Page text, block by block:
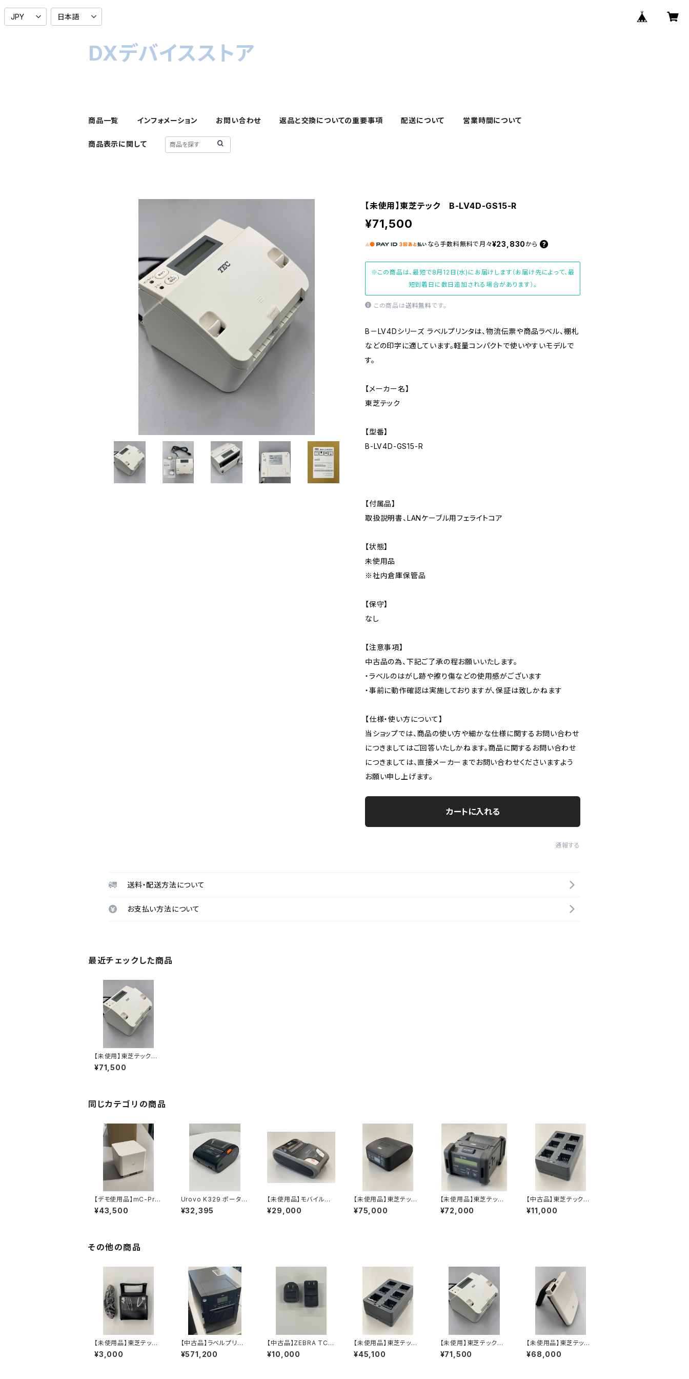
DXデバイスストア
商品一覧 インフォメーション お問い合わせ 返品と交換についての重要事項 配送について 営業時間について
商品表示に関して
【未使用】東芝テック B-LV4D-GS15-R
¥71,500
なら 手数料無料で 月々¥23,830 から
※この商品は、最短で8月12日(水)にお届けします（お届け先によって、最
短到着日に数日追加される場合があります）。
この商品は送料無料です。
B－LV4Dシリーズ ラベルプリンタは、物流伝票や商品ラベル、棚札
などの印字に適しています。軽量コンパクトで使いやすいモデルで
す。
【メーカー名】
東芝テック
【型番】
B-LV4D-GS15-R
【付属品】
取扱説明書、LANケーブル用フェライトコア
【状態】
未使用品
※社内倉庫保管品
【保守】
なし
【注意事項】
中古品の為、下記ご了承の程お願いいたします。
・ラベルのはがし跡や擦り傷などの使用感がございます
・事前に動作確認は実施しておりますが、保証は致しかねます
【仕様・使い方について】
当ショップでは、商品の使い方や細かな仕様に関するお問い合わせ
につきましてはご回答いたしかねます。商品に関するお問い合わせ
につきましては、直接メーカーまでお問い合わせくださいますよう
お願い申し上げます。
カートに入れる
通報する
送料・配送方法について
お支払い方法について
最近チェックした商品
【未使用】東芝テック B
-LV4D-GS15-R
¥71,500
同じカテゴリの商品
【デモ使用品】mC-Prin
t3 | スター精密 レシー
トプリンター
¥43,500
Urovo K329 ポータブ
ルバーコードラベルプリ
ンタ【取り寄せ品/割引
¥32,395
【未使用品】モバイルプ
リンター スター精
密 SM-S210i
¥29,000
【未使用品】東芝テッ
ク ポータブルプリン
タ B-LP2D B-LP2
¥75,000
【未使用品】東芝テッ
ク 2インチ幅ポータブ
ルプリンタ B-EP2DL
¥72,000
【中古品】東芝テック
ポータブルラベルプリン
タ B-EP/B-FP/B-LP2
¥11,000
その他の商品
【未使用品】東芝テッ
ク B-LP2D用キャリ
ーケース
¥3,000
【中古品】ラベルプリン
タ BA410T RFIDモ
ジュールセットアップ済
¥571,200
【中古品】ZEBRA TC5
X用 充電クレードルケ
ーブル
¥10,000
【未使用品】東芝テッ
ク ポータブルラベルプ
リンタ B-EP/B-FP/B-
¥45,100
【未使用】東芝テック B
-LV4D-GS15-R
¥71,500
【未使用品】東芝テッ
ク RFIDハンドリーダ
ー UF-2200 UF-220
¥68,000